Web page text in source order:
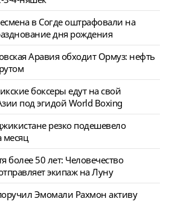
в Согде оштрафовали на
дня рождения
Аравия обходит Ормуз: нефть
боксеры едут на свой
под эгидой World Boxing
резко подешевело
месяц
более 50 лет: Человечество
экипаж на Луну
Эмомали Рахмон активу